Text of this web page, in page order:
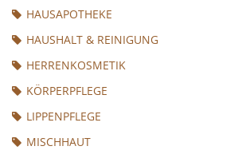
HAUSAPOTHEKE
HAUSHALT & REINIGUNG
HERRENKOSMETIK
KÖRPERPFLEGE
LIPPENPFLEGE
MISCHHAUT